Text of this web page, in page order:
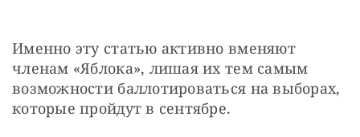
Именно эту статью активно вменяют
членам «Яблока», лишая их тем самым
возможности баллотироваться на выборах,
которые пройдут в сентябре.